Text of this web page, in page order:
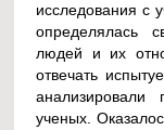
исследования с
определялась
людей и их
отвечать
ученых.